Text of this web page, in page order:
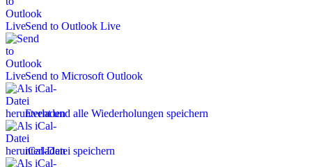
Send to Outlook Live
Send to Microsoft Outlook
Event und alle Wiederholungen speichern
iCal-Datei speichern